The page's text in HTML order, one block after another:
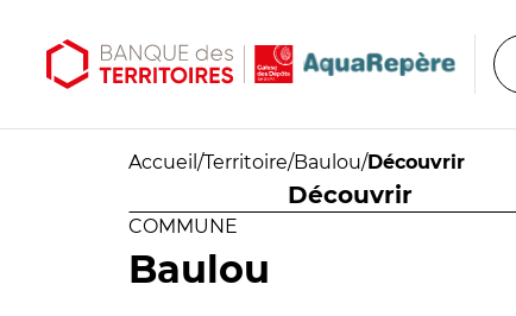
Accueil /Territoire/Baulou/Découvrir
Découvrir
COMMUNE
Baulou